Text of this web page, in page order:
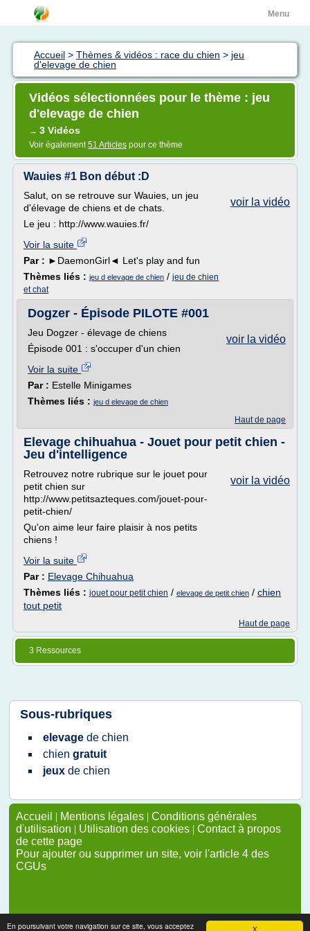
X
En poursuivant votre navigation sur ce site, vous acceptez
Menu
Accueil > Thèmes & vidéos : race du chien > jeu
d'elevage de chien
Vidéos sélectionnées pour le thème : jeu
d'elevage de chien
→ 3 Vidéos
Voir également51 Articles pour ce thème
Wauies #1 Bon début :D
voir la vidéo
Salut, on se retrouve sur Wauies, un jeu
d'élevage de chiens et de chats.
Le jeu : http://www.wauies.fr/
Voir la suite
Par : ►DaemonGirl◄ Let's play and fun
Thèmes liés : jeu d elevage de chien / jeu de chien
et chat
Dogzer - Épisode PILOTE #001
voir la vidéo
Jeu Dogzer - élevage de chiens
Épisode 001 : s'occuper d'un chien
Voir la suite
Par : Estelle Minigames
Thèmes liés : jeu d elevage de chien
Haut de page
Elevage chihuahua - Jouet pour petit chien -
Jeu d'intelligence
voir la vidéo
Retrouvez notre rubrique sur le jouet pour
petit chien sur
http://www.petitsazteques.com/jouet-pour-
petit-chien/
Qu'on aime leur faire plaisir à nos petits
chiens !
Voir la suite
Par : Elevage Chihuahua
Thèmes liés : jouet pour petit chien / elevage de petit chien / chien
tout petit
Haut de page
3 Ressources
Sous-rubriques
elevage de chien
chien gratuit
jeux de chien
Accueil | Mentions légales | Conditions générales
d'utilisation | Utilisation des cookies | Contact à propos
de cette page
Pour ajouter ou supprimer un site, voir l'article 4 des
CGUs